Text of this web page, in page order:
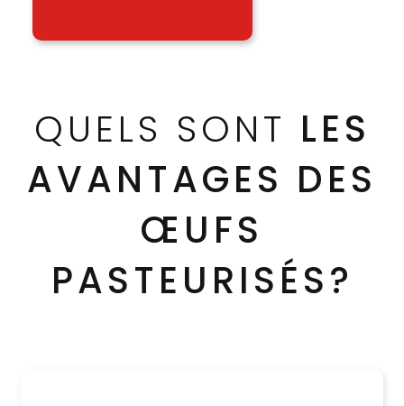
QUELS SONT LES
AVANTAGES DES
ŒUFS
PASTEURISÉS?